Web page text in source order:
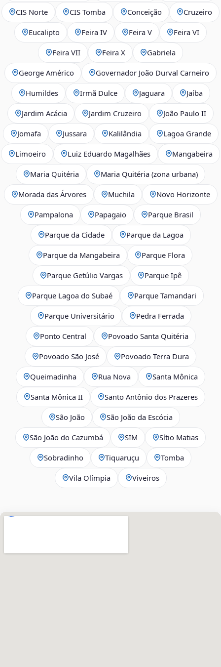
CIS Norte CIS Tomba Conceição Cruzeiro
Eucalipto Feira IV Feira V Feira VI
Feira VII Feira X Gabriela
George Américo Governador João Durval Carneiro
Humildes Irmã Dulce Jaguara Jaíba
Jardim Acácia Jardim Cruzeiro João Paulo II
Jomafa Jussara Kalilândia Lagoa Grande
Limoeiro Luiz Eduardo Magalhães Mangabeira
Maria Quitéria Maria Quitéria (zona urbana)
Morada das Árvores Muchila Novo Horizonte
Pampalona Papagaio Parque Brasil
Parque da Cidade Parque da Lagoa
Parque da Mangabeira Parque Flora
Parque Getúlio Vargas Parque Ipê
Parque Lagoa do Subaé Parque Tamandari
Parque Universitário Pedra Ferrada
Ponto Central Povoado Santa Quitéria
Povoado São José Povoado Terra Dura
Queimadinha Rua Nova Santa Mônica
Santa Mônica II Santo Antônio dos Prazeres
São João São João da Escócia
São João do Cazumbá SIM Sítio Matias
Sobradinho Tiquaruçu Tomba
Vila Olímpia Viveiros